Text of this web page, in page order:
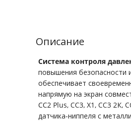
Описание
Система контроля
повышения безопасности
обеспечивает
напрямую на экран
CC2 Plus, СС3, X1, СС3 2К,
датчика-ниппеля с